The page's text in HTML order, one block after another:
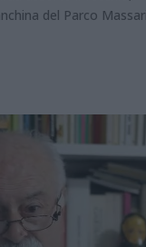
del Parco